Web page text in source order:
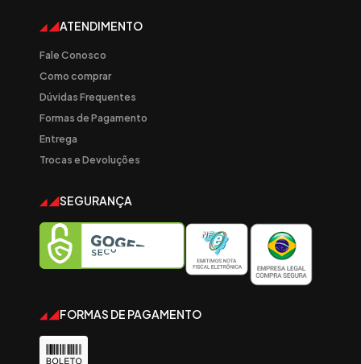
ATENDIMENTO
Fale Conosco
Como comprar
Dúvidas Frequentes
Formas de Pagamento
Entrega
Trocas e Devoluções
SEGURANÇA
FORMAS DE PAGAMENTO